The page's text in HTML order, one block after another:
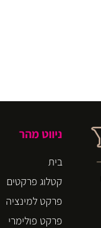
ניווט מהר
בית
קטלוג פרקטים
פרקט למינציה
פרקט פולימרי